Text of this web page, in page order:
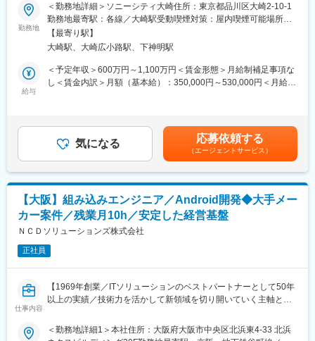
■職務概要：組み込み機器向けの Linux システムソフトウェアの開
発を担当します。既存商品向けから新規商品まで幅広い商品群を
ターゲットとし、オープンソースソフトウェアを最大限活用しつ
つ、必要に応じて独自技術の開発も行います。開発結果のオープ
ンソースコミュニティへの貢献活動も行います。
【業務詳細】
・組み込み機器向けLinuxシステムソフトウェアの開発（既存製品
ズ
・OSS依存関係の解析や品質確認を支援する専用ツールの開発、
およびCI/CD環境への統合
■?ポジションの魅力：
・OSSやLinuxカーネルなどの先端技術に深く関わり、グローバル
な開発コミュニティへの貢献も可能です
できる環境 です
・海外グループ会社との連携も多く、英語を活かしたグローバル
・既存製品から新規カテゴリまで、幅広い商品群への技術貢献が
可能。製品ごとの異なる課題への対応を通じてスキルの幅も広が
勤務地
＜勤務地詳細＞ソニーシティ大崎住所：東京都品川区大崎2-10-1
勤務地最寄駅：各線／大崎駅受動喫煙対策：屋内喫煙可能場所あ
り【最寄り駅】
大崎駅、大崎広小路駅、下神明駅
給与
＜予定年収＞600万円～1,100万円＜賃金形態＞月給制補足事項な
し＜賃金内訳＞月額（基本給）：350,000円～530,000円＜月給＞
があります。月給(月額)は固定手当を含めた表記です。
気になる 応募依頼する
（エージェントサービス）
【大阪】組み込みエンジニア／Android開発◆大手メー
カー案件／残業月10h／安定した経営基盤
ＮＣＤソリューションズ株式会社
正社員
仕事内容
【1969年創業／ITソリューションのベストパートナーとして50年
以上の実績／技術力を活かして新領域を切り開いていく主軸とな
■業務内容：
＜勤務地詳細1＞本社住所：大阪府大阪市中央区北浜東4-33 北浜